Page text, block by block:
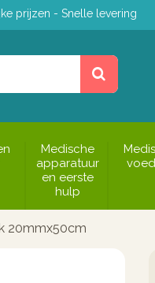
prijzen - Snelle levering
Medische
apparatuur
en eerste
hulp
20mmx50cm